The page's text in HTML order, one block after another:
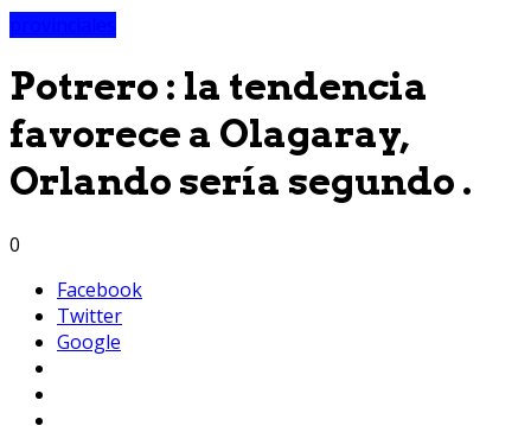
Potrero : la tendencia
favorece a Olagaray,
Orlando sería segundo .
0
Facebook
Twitter
Google